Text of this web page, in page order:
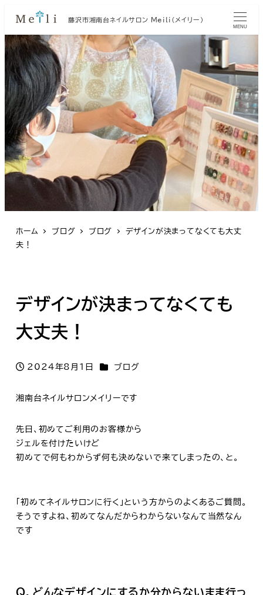
藤沢市湘南台ネイルサロン Meili（メイリー）
MENU
ホーム ブログ ブログ
デザインが決まってなくても大丈
夫！
デザインが決まってなくても
大丈夫！
投稿日
2024年8月1日 カテゴリー
ブログ
湘南台ネイルサロンメイリーです
先日、初めてご利用のお客様から
ジェルを付けたいけど
初めてで何もわからず何も決めないで来てしまったの、と。
「初めてネイルサロンに行く」という方からのよくあるご質問。
そうですよね、初めてなんだからわからないなんて当然なん
です
Ｑ．どんなデザインにするか分からないまま行っ